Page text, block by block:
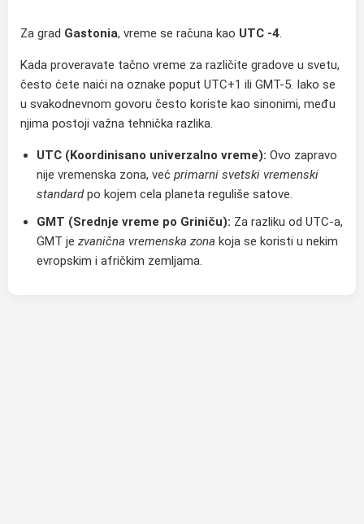
Za grad Gastonia, vreme se računa kao UTC -4.
Kada proveravate tačno vreme za različite gradove u svetu,
često ćete naići na oznake poput UTC+1 ili GMT-5. Iako se
u svakodnevnom govoru često koriste kao sinonimi, među
njima postoji važna tehnička razlika.
UTC (Koordinisano univerzalno vreme): Ovo zapravo
nije vremenska zona, već primarni svetski vremenski
standardpo kojem cela planeta reguliše satove.
GMT (Srednje vreme po Griniču): Za razliku od UTC-a,
GMT je zvanična vremenska zona koja se koristi u nekim
evropskim i afričkim zemljama.